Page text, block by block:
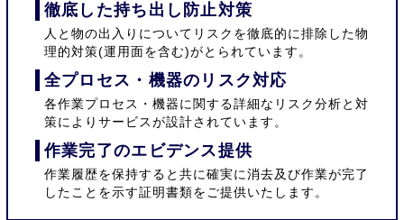
徹底した持ち出し防止対策
人と物の出入りについてリスクを徹底的に排除した物
理的対策(運用面を含む)がとられています。
全プロセス・機器のリスク対応
各作業プロセス・機器に関する詳細なリスク分析と対
策によりサービスが設計されています。
作業完了のエビデンス提供
作業履歴を保持すると共に確実に消去及び作業が完了
したことを示す証明書類をご提供いたします。